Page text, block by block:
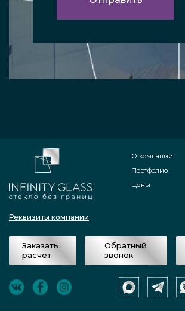
соответствующий вашим
Реквизиты компании
О компании
Портфолио
Цены
Заказать
расчет
Обратный
звонок